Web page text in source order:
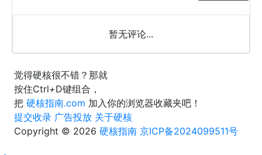
暂无评论...
觉得硬核很不错？那就
按住Ctrl+D键组合，
把 硬核指南.com 加入你的浏览器收藏夹吧！
提交收录 广告投放 关于硬核
Copyright © 2026 硬核指南 京ICP备2024099511号